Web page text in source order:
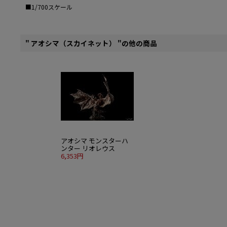
■1/700スケール
" アオシマ（スカイネット） "の他の商品
アオシマ モンスターハ
ンター リオレウス
6,353円